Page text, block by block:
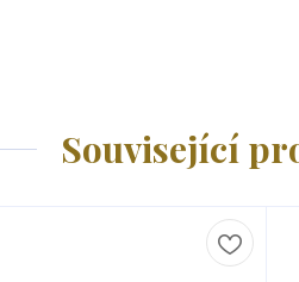
Související